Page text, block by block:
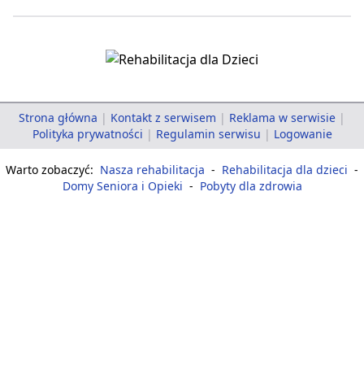
Strona główna | Kontakt z serwisem | Reklama w serwisie |
Polityka prywatności | Regulamin serwisu | Logowanie
Warto zobaczyć: Nasza rehabilitacja - Rehabilitacja dla dzieci -
Domy Seniora i Opieki - Pobyty dla zdrowia